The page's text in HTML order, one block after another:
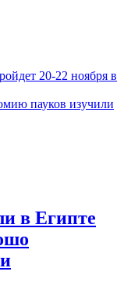
20-22 ноября в
пауков изучили
в Египте